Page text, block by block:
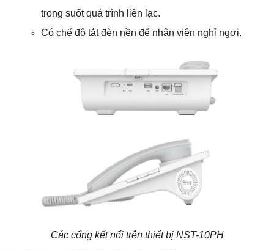
trong suốt quá trình liên lạc.
Có chế độ tắt đèn nền để nhân viên nghỉ ngơi.
Các cổng kết nối trên thiết bị NST-10PH